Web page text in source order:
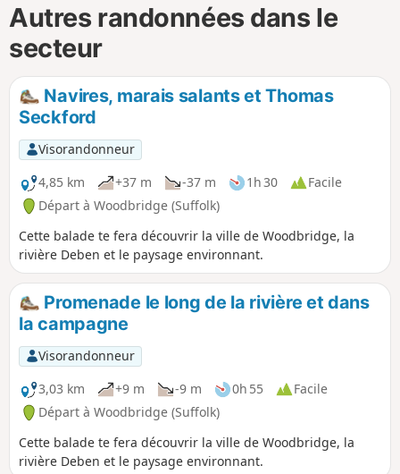
Autres randonnées dans le
secteur
Navires, marais salants et Thomas
Seckford
Visorandonneur
4,85 km
+37 m -37 m 1h 30
Facile
Départ à Woodbridge (Suffolk)
Cette balade te fera découvrir la ville de Woodbridge, la
rivière Deben et le paysage environnant.
Promenade le long de la rivière et dans
la campagne
Visorandonneur
3,03 km
+9 m -9 m 0h 55
Facile
Départ à Woodbridge (Suffolk)
Cette balade te fera découvrir la ville de Woodbridge, la
rivière Deben et le paysage environnant.